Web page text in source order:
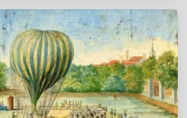
носят название «галилеевых».
он описал в сочинении
благодаря которому
стал самым знаменитым